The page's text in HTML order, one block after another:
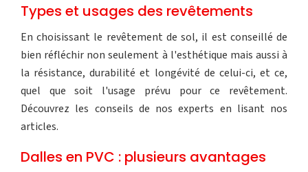
Types et usages des revêtements
En choisissant le revêtement de sol, il est conseillé de
bien réfléchir non seulement à l'esthétique mais aussi à
la résistance, durabilité et longévité de celui-ci, et ce,
quel que soit l'usage prévu pour ce revêtement.
Découvrez les conseils de nos experts en lisant nos
articles.
Dalles en PVC : plusieurs avantages